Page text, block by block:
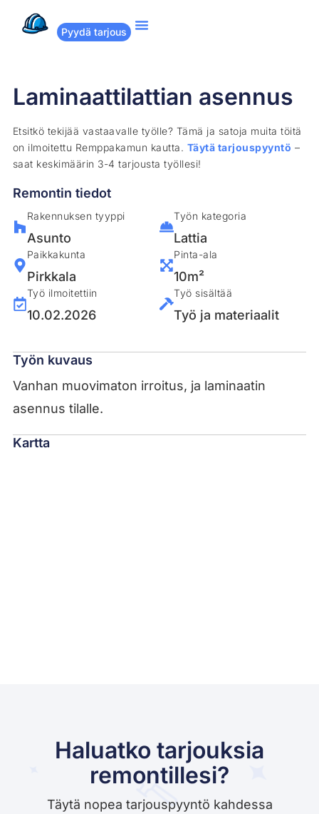
Pyydä tarjous
Laminaattilattian asennus
Etsitkö tekijää vastaavalle työlle? Tämä ja satoja muita töitä
on ilmoitettu Remppakamun kautta. Täytä tarjouspyyntö –
saat keskimäärin 3-4 tarjousta työllesi!
Remontin tiedot
Rakennuksen tyyppi
Asunto
Paikkakunta
Pirkkala
Työ ilmoitettiin
10.02.2026
Työn kategoria
Lattia
Pinta-ala
10m²
Työ sisältää
Työ ja materiaalit
Työn kuvaus
Vanhan muovimaton irroitus, ja laminaatin
asennus tilalle.
Kartta
Haluatko tarjouksia
remontillesi?
Täytä nopea tarjouspyyntö kahdessa